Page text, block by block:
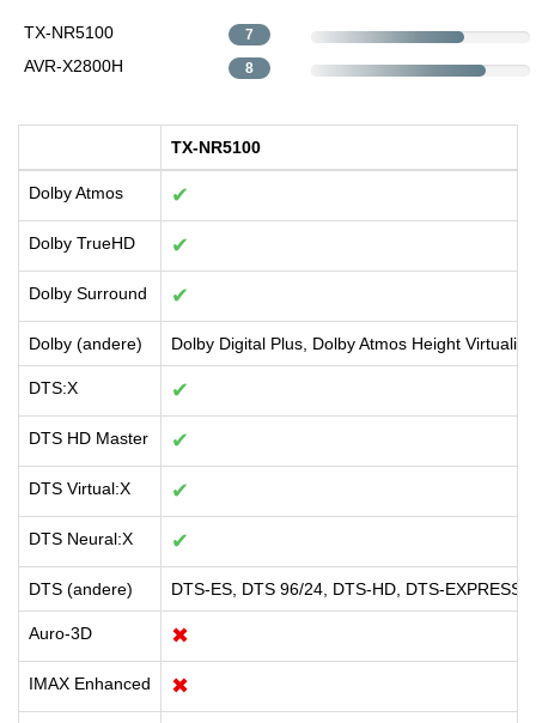
TX-NR5100 7
AVR-X2800H 8
TX-NR5100
Dolby Atmos ✔
Dolby TrueHD ✔
Dolby Surround ✔
Dolby (andere) Dolby Digital Plus, Dolby Atmos Height
DTS:X ✔
DTS HD Master ✔
DTS Virtual:X ✔
DTS Neural:X ✔
DTS (andere) DTS-ES, DTS 96/24, DTS-HD, DTS-EXPRESS
Auro-3D ✖
IMAX Enhanced ✖